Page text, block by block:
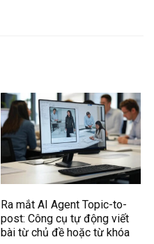
Ra mắt AI Agent Topic-to-
post: Công cụ tự động viết
bài từ chủ đề hoặc từ khóa